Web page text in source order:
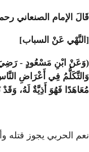
قَالَ الإمام الصنعاني
[النَّهْي عَنْ السباب]
(وَعَنْ ابْنِ مَسْعُودٍ - رَضِيَ
وَالتَّكَلُّمُ فِي أَعْرَاضِ
مُعَاهَدًا فَهُوَ أَذِيَّةٌ لَهُ،
نعم الحربي يجوز قتله